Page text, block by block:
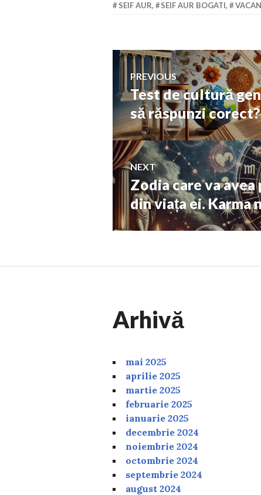
SEIF AUR, SEIF AUR BOGATI,
Navigare
în
articole
PREVIOUS
Previous
post:
Test de cultură
să răspunzi corect?
NEXT
Next
post:
Zodia care va
din viața ei. Karma
Arhivă
mai 2025
aprilie 2025
martie 2025
februarie 2025
ianuarie 2025
decembrie 2024
noiembrie 2024
octombrie 2024
septembrie 2024
august 2024